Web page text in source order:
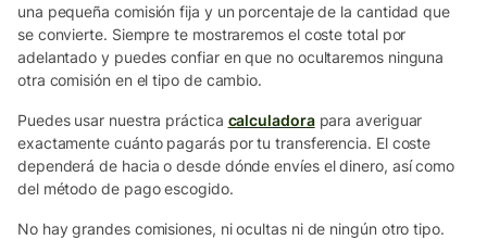
una pequeña comisión fija y un porcentaje de la cantidad que
se convierte. Siempre te mostraremos el coste total por
adelantado y puedes confiar en que no ocultaremos ninguna
otra comisión en el tipo de cambio.
Puedes usar nuestra práctica calculadorapara averiguar
exactamente cuánto pagarás por tu transferencia. El coste
dependerá de hacia o desde dónde envíes el dinero, así como
del método de pago escogido.
No hay grandes comisiones, ni ocultas ni de ningún otro tipo.